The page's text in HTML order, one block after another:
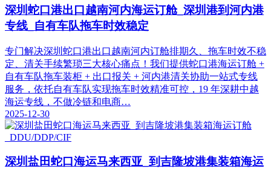
深圳蛇口港出口越南河内海运订舱_深圳港到河内港
专线_自有车队拖车时效稳定
专门解决深圳蛇口港出口越南河内订舱排期久、拖车时效不稳
定、清关手续繁琐三大核心痛点！我们提供蛇口港海运订舱 +
自有车队拖车装柜 + 出口报关 + 河内港清关协助一站式专线
服务，依托自有车队实现拖车时效精准可控，19 年深耕中越
海运专线，不做冷链和电商…
2025-12-30
深圳盐田蛇口海运马来西亚_到吉隆坡港集装箱海运